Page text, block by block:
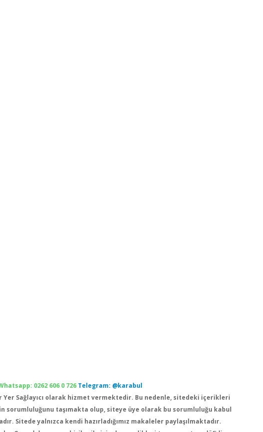
0262 606 0 726 Telegram: @karabul
Yer Sağlayıcı olarak hizmet vermektedir. Bu nedenle, sitedeki içerikleri
taşımakta olup, siteye üye olarak bu sorumluluğu kabul
Sitede yalnızca kendi hazırladığımız makaleler paylaşılmaktadır.